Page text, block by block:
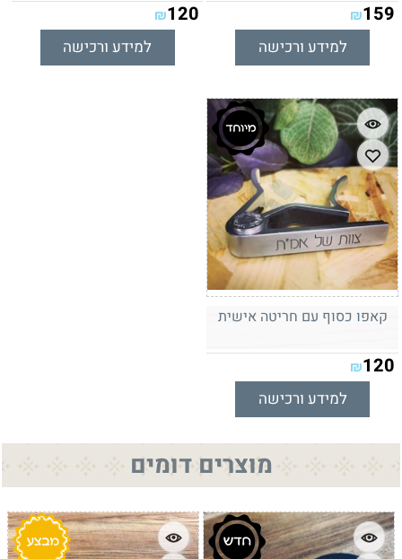
₪159
למידע ורכישה
₪120
למידע ורכישה
קאפו כסוף עם חריטה אישית
₪120
למידע ורכישה
מוצרים דומים